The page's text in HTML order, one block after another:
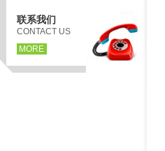
联系我们
CONTACT US
MORE